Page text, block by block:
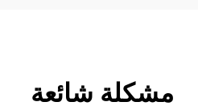
مشكلة شائعة